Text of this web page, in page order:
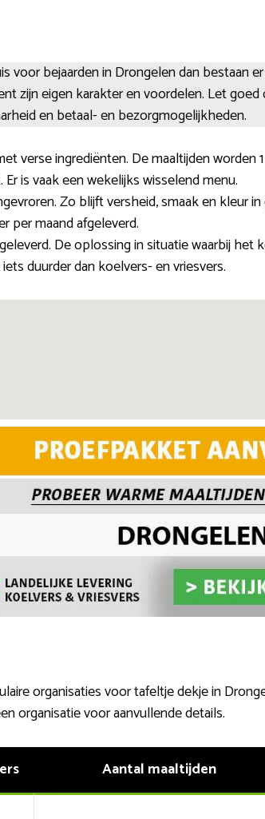
voor bejaarden in Drongelen dan bestaan
zijn eigen karakter en voordelen. Let
en betaal- en bezorgmogelijkheden.
verse ingrediënten. De maaltijden worden
is vaak een wekelijks wisselend menu.
Zo blijft versheid, smaak en kleur
per maand afgeleverd.
De oplossing in situatie waarbij het
duurder dan koelvers- en vriesvers.
organisaties voor tafeltje dekje in
organisatie voor aanvullende details.
Aantal maaltijden